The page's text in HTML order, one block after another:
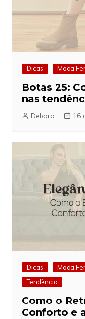
Dicas Moda
Botas 25:
nas
Debora 16
Dicas Moda
Tendência
Como o
Conforto e